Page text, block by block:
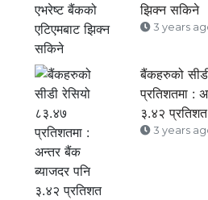
झिक्न सकिने
3 years
बैंकहरुको
प्रतिशतमा :
३.४२
3 years